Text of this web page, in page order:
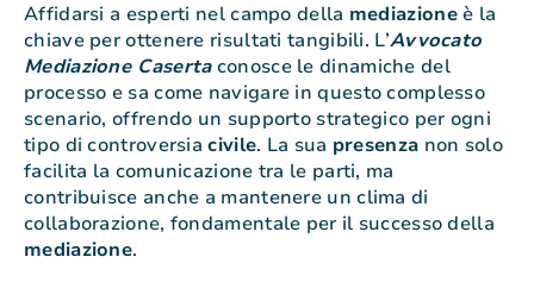
Affidarsi a esperti nel campo della mediazioneè la
chiave per ottenere risultati tangibili. L’Avvocato
Mediazione Casertaconosce le dinamiche del
processo e sa come navigare in questo complesso
scenario, offrendo un supporto strategico per ogni
tipo di controversiacivile. La sua presenza non solo
facilita la comunicazione tra le parti, ma
contribuisce anche a mantenere un clima di
collaborazione, fondamentale per il successo della
mediazione.